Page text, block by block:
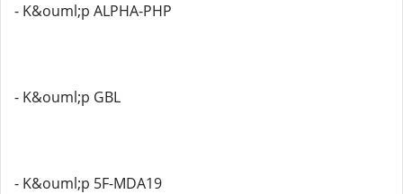
- K&ouml;p ALPHA-PHP
- K&ouml;p GBL
- K&ouml;p 5F-MDA19